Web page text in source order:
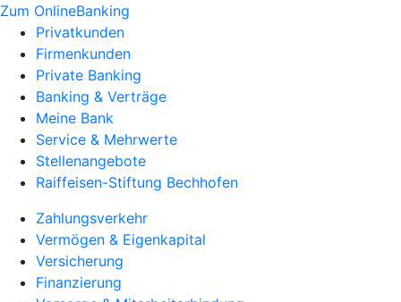
Zum OnlineBanking
Privatkunden
Firmenkunden
Private Banking
Banking & Verträge
Meine Bank
Service & Mehrwerte
Stellenangebote
Raiffeisen-Stiftung Bechhofen
Zahlungsverkehr
Vermögen & Eigenkapital
Versicherung
Finanzierung